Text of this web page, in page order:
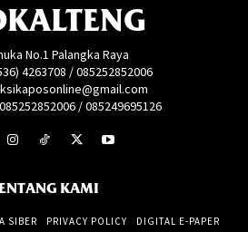
No.1 Palangka Raya
4263708 / 085252852006
/ 085249695126
KAMI
SIBER PRIVACY POLICY DIGITAL E-PAPER